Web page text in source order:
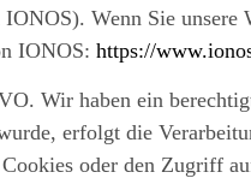
Wenn Sie unsere
IONOS: https://
Wir haben ein
erfolgt die
oder den Zugriff